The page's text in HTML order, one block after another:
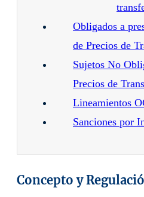
Obligados a
de Precios de
Sujetos No
Precios de
Lineamientos
Sanciones por
Concepto y